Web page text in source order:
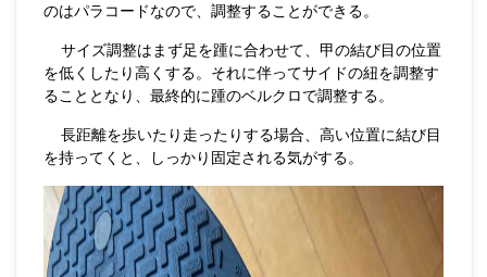
のはパラコードなので、調整することができる。
サイズ調整はまず足を踵に合わせて、甲の結び目の位置
を低くしたり高くする。それに伴ってサイドの紐を調整す
ることとなり、最終的に踵のベルクロで調整する。
長距離を歩いたり走ったりする場合、高い位置に結び目
を持ってくと、しっかり固定される気がする。